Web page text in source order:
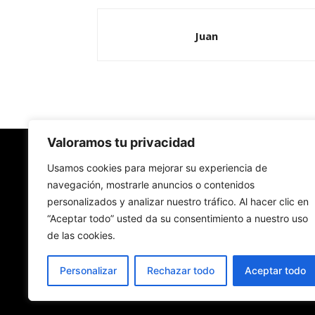
Valoramos tu privacidad
Usamos cookies para mejorar su experiencia de
navegación, mostrarle anuncios o contenidos
personalizados y analizar nuestro tráfico. Al hacer clic en
“Aceptar todo” usted da su consentimiento a nuestro uso
de las cookies.
Personalizar Rechazar todo Aceptar todo
Juan
Redes Cristianas
Una mirada alternativa sobre la Iglesia católica
- Colectivos de Redes Cristianas